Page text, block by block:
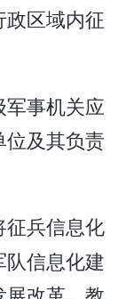
区域内征
事机关应
及其负责
兵信息化
信息化建